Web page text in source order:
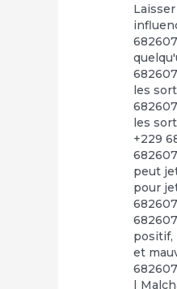
les
les
+229
peut
pour
positif,
et
|